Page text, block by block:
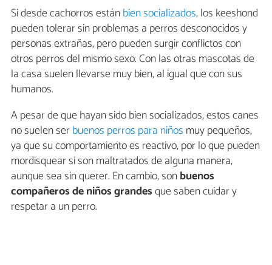
Si desde cachorros estánbien socializados, los keeshond
pueden tolerar sin problemas a perros desconocidos y
personas extrañas, pero pueden surgir conflictos con
otros perros del mismo sexo. Con las otras mascotas de
la casa suelen llevarse muy bien, al igual que con sus
humanos.
A pesar de que hayan sido bien socializados, estos canes
no suelen serbuenos perros para niños muy pequeños,
ya que su comportamiento es reactivo, por lo que pueden
mordisquear si son maltratados de alguna manera,
aunque sea sin querer. En cambio, sonbuenos
compañeros de niños grandesque saben cuidar y
respetar a un perro.